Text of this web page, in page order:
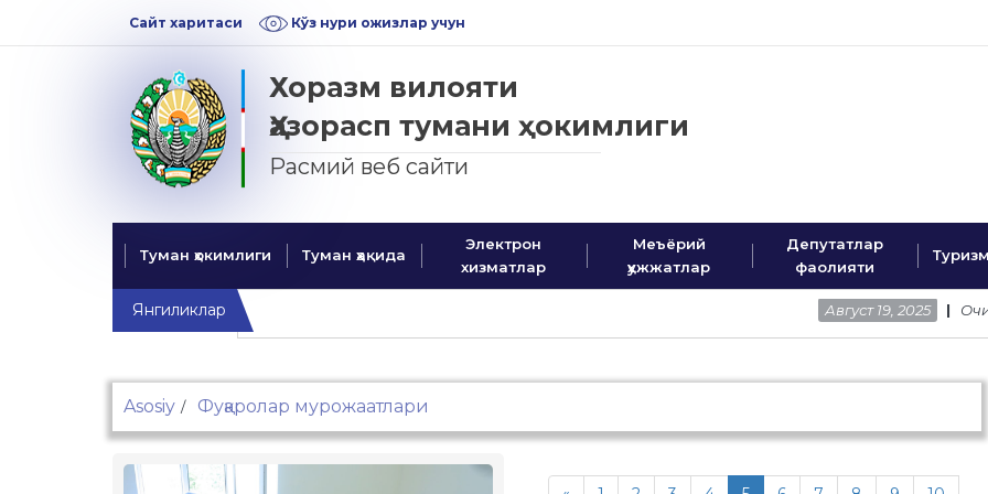
Сайт харитаси Кўз нури ожизлар учун
Хоразм вилояти
Ҳазорасп тумани ҳокимлиги
Расмий веб сайти
Туман ҳокимлиги Туман ҳақида
Электрон
хизматлар
Меъёрий
ҳужжатлар
Депутатлар
фаолияти
Янгиликлар Август 19, 2025 Очиқ мулоқот
Asosiy Фуқаролар мурожаатлари